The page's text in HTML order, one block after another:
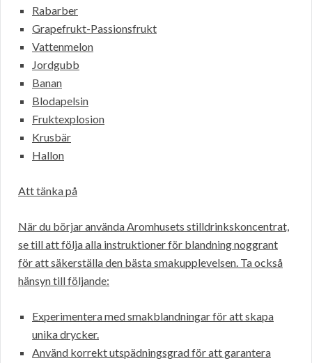
Rabarber
Grapefrukt-Passionsfrukt
Vattenmelon
Jordgubb
Banan
Blodapelsin
Fruktexplosion
Krusbär
Hallon
Att tänka på
När du börjar använda Aromhusets stilldrinkskoncentrat,
se till att följa alla instruktioner för blandning noggrant
för att säkerställa den bästa smakupplevelsen. Ta också
hänsyn till följande:
Experimentera med smakblandningar för att skapa
unika drycker.
Använd korrekt utspädningsgrad för att garantera